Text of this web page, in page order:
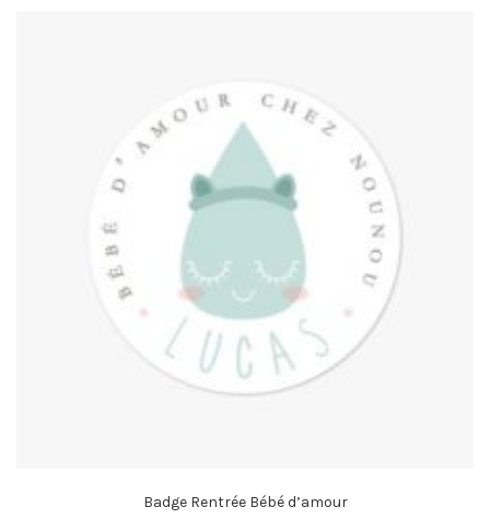
Badge Rentrée Bébé d’amour